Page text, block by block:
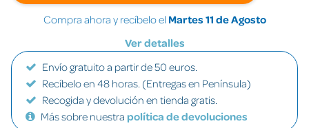
Compra ahora y recíbelo el Martes 11 de Agosto
Ver detalles
Envío gratuito a partir de 50 euros.
Recíbelo en 48 horas. (Entregas en Península)
Recogida y devolución en tienda gratis.
Más sobre nuestra política de devoluciones